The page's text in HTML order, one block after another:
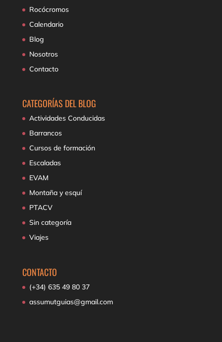
Rocócromos
Calendario
Blog
Nosotros
Contacto
CATEGORÍAS DEL BLOG
Actividades Conducidas
Barrancos
Cursos de formación
Escaladas
EVAM
Montaña y esquí
PTACV
Sin categoría
Viajes
CONTACTO
(+34) 635 49 80 37
assumutguias@gmail.com